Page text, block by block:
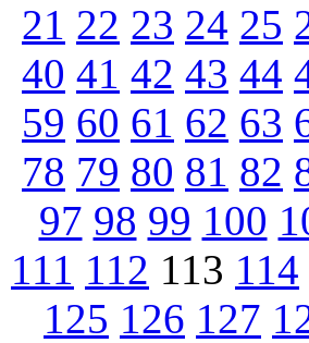
21 22 23 24 25
40 41 42 43 44
59 60 61 62 63
78 79 80 81 82
97 98 99 100
111 112 113 114
125 126 127